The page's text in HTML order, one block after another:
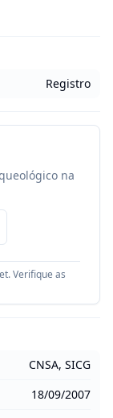
Registro
na
Verifique as
CNSA, SICG
18/09/2007